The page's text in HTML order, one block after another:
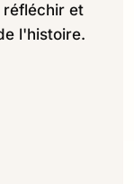
et
l'histoire.